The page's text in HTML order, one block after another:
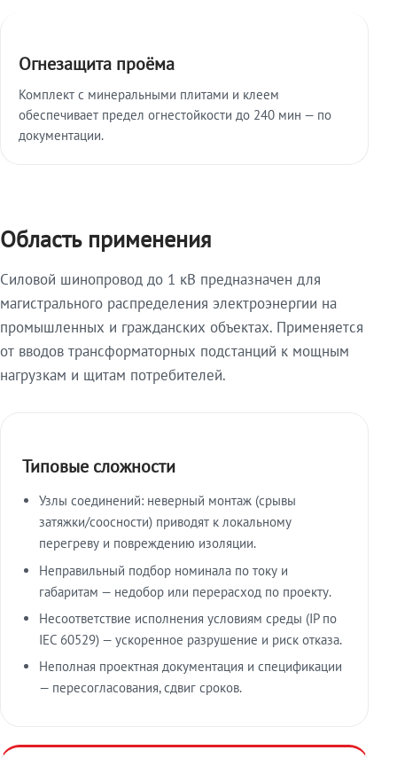
Огнезащита проёма
Комплект с минеральными плитами и клеем
обеспечивает предел огнестойкости до 240 мин — по
документации.
Область применения
Силовой шинопровод до 1 кВ предназначен для
магистрального распределения электроэнергии на
промышленных и гражданских объектах. Применяется
от вводов трансформаторных подстанций к мощным
нагрузкам и щитам потребителей.
Типовые сложности
Узлы соединений: неверный монтаж (срывы
затяжки/соосности) приводят к локальному
перегреву и повреждению изоляции.
Неправильный подбор номинала по току и
габаритам — недобор или перерасход по проекту.
Несоответствие исполнения условиям среды (IP по
IEC 60529) — ускоренное разрушение и риск отказа.
Неполная проектная документация и спецификации
— пересогласования, сдвиг сроков.